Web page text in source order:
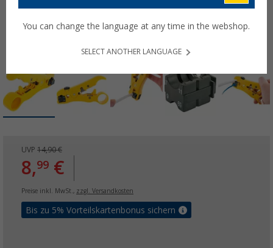
UVP 14,90 €
8,99 €
Preise inkl. MwSt., zzgl. Versandkosten
Bis zu 5% Vorteilskartenbonus sichern
You can change the language at any time in the webshop.
SELECT ANOTHER LANGUAGE